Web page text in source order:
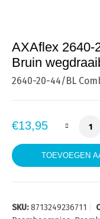
AXAflex 2640-
Bruin
2640-20-44/BL
€13,95
TOEVOEGEN
SKU:8713249236711